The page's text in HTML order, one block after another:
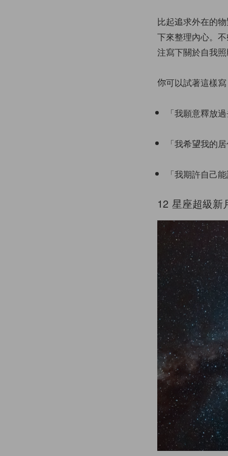
比起追求外在的
下來整理內心。
注寫下關於自我
你可以試著這樣
「我願意釋放
「我希望我的
「我期許自己
12 星座超級新